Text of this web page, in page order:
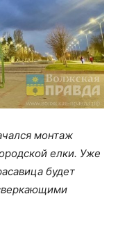
монтаж
елки. Уже
будет